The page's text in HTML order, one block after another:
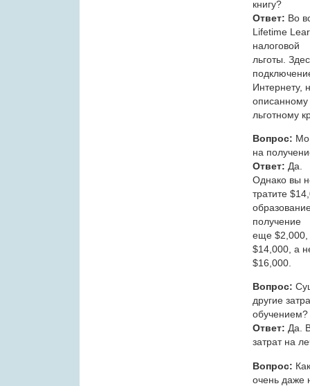
книгу?
Ответ: Во
Lifetime
налоговой
льготы.
Интернету,
льготному
Вопрос:
на
Ответ: Да.
Однако вы
тратите
получение
еще $2,000,
$14,000, а
$16,000.
Вопрос:
другие
обучением?
Ответ: Да.
затрат на
Вопрос:
очень даже